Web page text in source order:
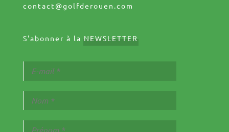
contact@golfderouen.com
S'abonner à la NEWSLETTER